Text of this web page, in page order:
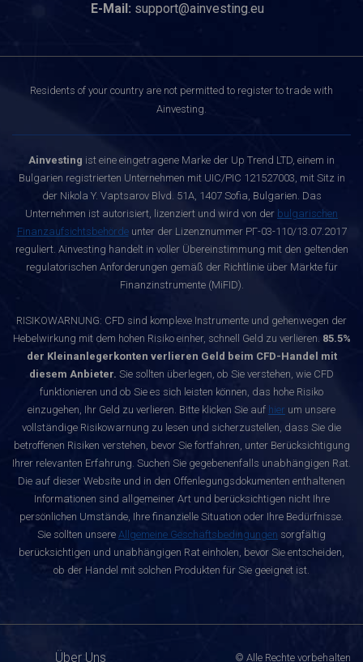
E-Mail: support@ainvesting.eu
Residents of your country are not permitted to register to trade with
Ainvesting.
Ainvesting ist eine eingetragene Marke der Up Trend LTD, einem in
Bulgarien registrierten Unternehmen mit UIC/PIC 121527003, mit Sitz in
der Nikola Y. Vaptsarov Blvd. 51A, 1407 Sofia, Bulgarien. Das
Unternehmen ist autorisiert, lizenziert und wird von der bulgarischen
Finanzaufsichtsbehördeunter der Lizenznummer РГ-03-110/13.07.2017
reguliert. Ainvesting handelt in voller Übereinstimmung mit den geltenden
regulatorischen Anforderungen gemäß der Richtlinie über Märkte für
Finanzinstrumente (MiFID).
RISIKOWARNUNG: CFD sind komplexe Instrumente und gehenwegen der
Hebelwirkung mit dem hohen Risiko einher, schnell Geld zu verlieren. 85.5%
der Kleinanlegerkonten verlieren Geld beim CFD-Handel mit
diesem Anbieter. Sie sollten überlegen, ob Sie verstehen, wie CFD
funktionieren und ob Sie es sich leisten können, das hohe Risiko
einzugehen, Ihr Geld zu verlieren. Bitte klicken Sie auf hier um unsere
vollständige Risikowarnung zu lesen und sicherzustellen, dass Sie die
betroffenen Risiken verstehen, bevor Sie fortfahren, unter Berücksichtigung
Ihrer relevanten Erfahrung. Suchen Sie gegebenenfalls unabhängigen Rat.
Die auf dieser Website und in den Offenlegungsdokumenten enthaltenen
Informationen sind allgemeiner Art und berücksichtigen nicht Ihre
persönlichen Umstände, Ihre finanzielle Situation oder Ihre Bedürfnisse.
Sie sollten unsere Allgemeine Geschäftsbedingungen sorgfältig
berücksichtigen und unabhängigen Rat einholen, bevor Sie entscheiden,
ob der Handel mit solchen Produkten für Sie geeignet ist.
Über Uns © Alle Rechte vorbehalten